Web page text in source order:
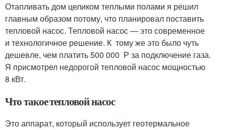
Отапливать дом целиком теплыми полами я решил
главным образом потому, что планировал поставить
тепловой насос. Тепловой насос — это современное
и технологичное решение. К тому же это было чуть
дешевле, чем платить 500 000 Р за подключение газа.
Я присмотрел недорогой тепловой насос мощностью
8 кВт.
Что такое тепловой насос
Это аппарат, который использует геотермальное